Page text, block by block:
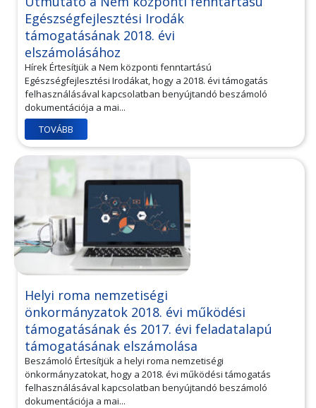
Egészségfejlesztési Irodák
támogatásának 2018. évi
elszámolásához
Hírek Értesítjük a Nem központi fenntartású
Egészségfejlesztési Irodákat, hogy a 2018. évi támogatás
felhasználásával kapcsolatban benyújtandó beszámoló
dokumentációja a mai...
TOVÁBB
Helyi roma nemzetiségi
önkormányzatok 2018. évi működési
támogatásának és 2017. évi feladatalapú
támogatásának elszámolása
Beszámoló Értesítjük a helyi roma nemzetiségi
önkormányzatokat, hogy a 2018. évi működési támogatás
felhasználásával kapcsolatban benyújtandó beszámoló
dokumentációja a mai...